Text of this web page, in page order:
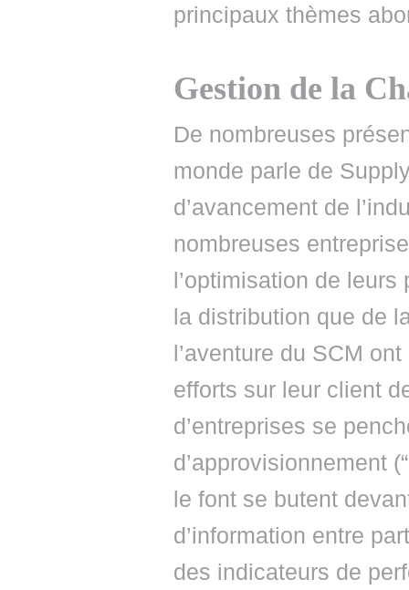
principaux thèmes
Gestion de la
De nombreuses
monde parle de
d’avancement de
nombreuses
l’optimisation de
la distribution que de
l’aventure du SCM
efforts sur leur client
d’entreprises se
d’approvisionnement
le font se butent
d’information entre
des indicateurs de